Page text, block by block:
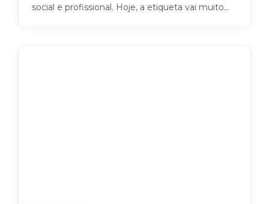
social e profissional. Hoje, a etiqueta vai muito…